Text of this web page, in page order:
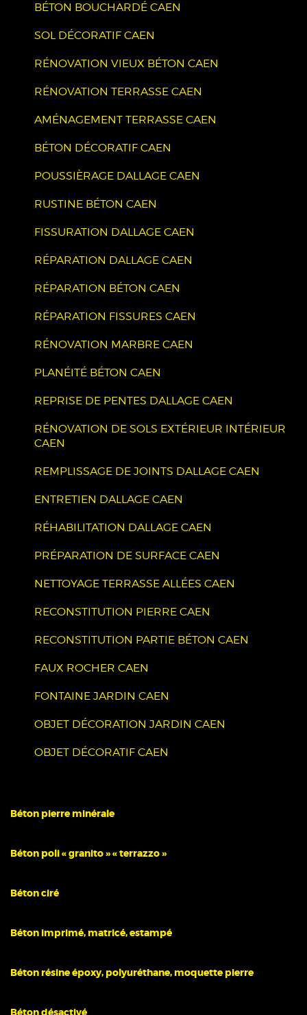
BÉTON BOUCHARDÉ CAEN
SOL DÉCORATIF CAEN
RÉNOVATION VIEUX BÉTON CAEN
RÉNOVATION TERRASSE CAEN
AMÉNAGEMENT TERRASSE CAEN
BÉTON DÉCORATIF CAEN
POUSSIÈRAGE DALLAGE CAEN
RUSTINE BÉTON CAEN
FISSURATION DALLAGE CAEN
RÉPARATION DALLAGE CAEN
RÉPARATION BÉTON CAEN
RÉPARATION FISSURES CAEN
RÉNOVATION MARBRE CAEN
PLANÉITÉ BÉTON CAEN
REPRISE DE PENTES DALLAGE CAEN
RÉNOVATION DE SOLS EXTÉRIEUR INTÉRIEUR
CAEN
REMPLISSAGE DE JOINTS DALLAGE CAEN
ENTRETIEN DALLAGE CAEN
RÉHABILITATION DALLAGE CAEN
PRÉPARATION DE SURFACE CAEN
NETTOYAGE TERRASSE ALLÉES CAEN
RECONSTITUTION PIERRE CAEN
RECONSTITUTION PARTIE BÉTON CAEN
FAUX ROCHER CAEN
FONTAINE JARDIN CAEN
OBJET DÉCORATION JARDIN CAEN
OBJET DÉCORATIF CAEN
Béton pierre minérale
Béton poli « granito » « terrazzo »
Béton ciré
Béton imprimé, matricé, estampé
Béton résine époxy, polyuréthane, moquette pierre
Béton désactivé